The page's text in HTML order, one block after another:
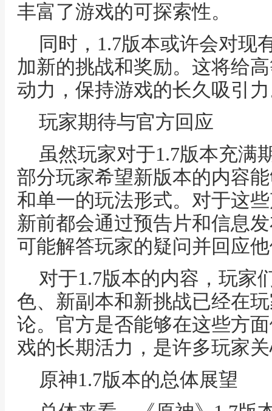
丰富了游戏的可探索性。
同时，1.7版本或许会对现
加新的挑战和奖励。这将给
动力，保持游戏的长久吸引
玩家期待与官方回应
虽然玩家对于1.7版本充满
部分玩家希望新版本的内容
和单一的玩法形式。对于这
新前都会通过预告片和信息
可能解答玩家的疑问并回应
对于1.7版本的内容，玩家
色、新副本和新挑战已经在
论。官方是否能够在这些方
戏的长期活力，是许多玩家
原神1.7版本的总体展望